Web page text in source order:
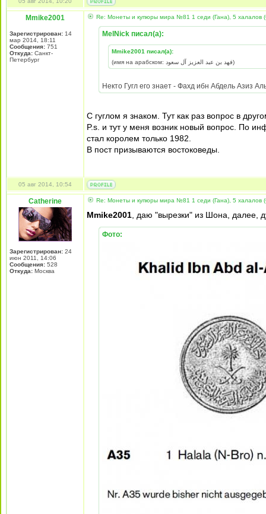
Mmike2001
Зарегистрирован: 14
мар 2014, 18:11
Сообщения: 751
Откуда: Санкт-
Петербург
Re: Монеты и купюры мира №81 1 седи (Гана), 5 халалов
MelNick писал(а):
Mmike2001 писал(а):
(имя на арабском: فهد بن عبد العزيز آل سعود)
Некто Гугл его знает - Фахд ибн Абдель Азиз
С гуглом я знаком. Тут как раз вопрос в
P.s. и тут у меня возник новый вопрос. По
стал королем только 1982.
В пост призываются востоковеды.
05 авг 2014, 10:54
Catherine
Зарегистрирован: 24
июн 2011, 14:06
Сообщения: 528
Откуда: Москва
Re: Монеты и купюры мира №81 1 седи (Гана), 5 халалов
Mmike2001 , даю "вырезки" из Шона, далее,
Фото: